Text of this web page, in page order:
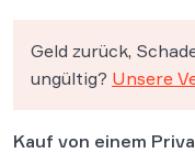
Geld zurück,
ungültig? Unsere
Kauf von einem